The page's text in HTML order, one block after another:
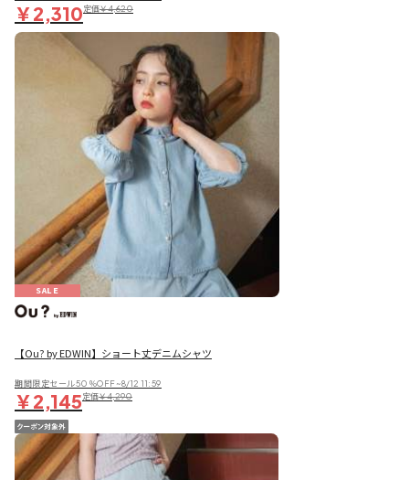
￥2,310定価￥4,620
SALE
【Ou? by EDWIN】ショート丈デニムシャツ
期間限定セール50％OFF~8/12 11:59
￥2,145定価￥4,290